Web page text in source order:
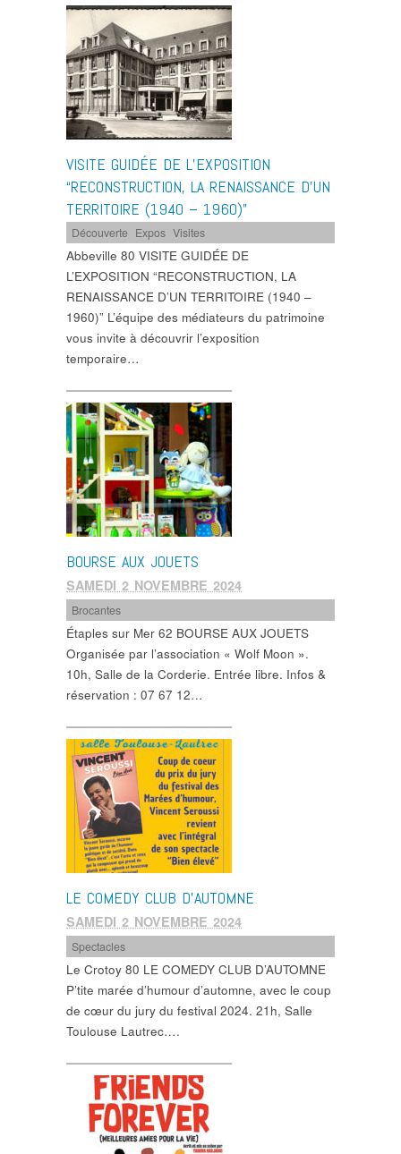
VISITE GUIDÉE DE L’EXPOSITION
“RECONSTRUCTION, LA RENAISSANCE D’UN
TERRITOIRE (1940 – 1960)”
Découverte Expos ,Visites
Abbeville 80 VISITE GUIDÉE DE
L’EXPOSITION “RECONSTRUCTION, LA
RENAISSANCE D’UN TERRITOIRE (1940 –
1960)” L’équipe des médiateurs du patrimoine
vous invite à découvrir l’exposition
temporaire…
BOURSE AUX JOUETS
SAMEDI 2 NOVEMBRE 2024
Brocantes
Étaples sur Mer 62 BOURSE AUX JOUETS
Organisée par l’association « Wolf Moon ».
10h, Salle de la Corderie. Entrée libre. Infos &
réservation : 07 67 12…
LE COMEDY CLUB D’AUTOMNE
SAMEDI 2 NOVEMBRE 2024
Spectacles
Le Crotoy 80 LE COMEDY CLUB D’AUTOMNE
P’tite marée d’humour d’automne, avec le coup
de cœur du jury du festival 2024. 21h, Salle
Toulouse Lautrec….